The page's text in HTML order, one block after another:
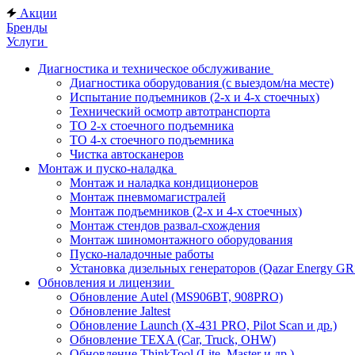
Акции
Бренды
Услуги
Диагностика и техническое обслуживание
Диагностика оборудования (с выездом/на месте)
Испытание подъемников (2-х и 4-х стоечных)
Технический осмотр автотранспорта
ТО 2-х стоечного подъемника
ТО 4-х стоечного подъемника
Чистка автосканеров
Монтаж и пуско-наладка
Монтаж и наладка кондиционеров
Монтаж пневмомагистралей
Монтаж подъемников (2-х и 4-х стоечных)
Монтаж стендов развал-схождения
Монтаж шиномонтажного оборудования
Пуско-наладочные работы
Установка дизельных генераторов (Qazar Energy
Обновления и лицензии
Обновление Autel (MS906BT, 908PRO)
Обновление Jaltest
Обновление Launch (X-431 PRO, Pilot Scan и др.)
Обновление TEXA (Car, Truck, OHW)